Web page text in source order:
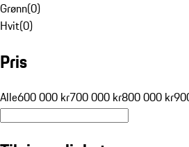
Grønn(0)
Hvit(0)
Pris
Alle600 000 kr700 000 kr800 000 kr